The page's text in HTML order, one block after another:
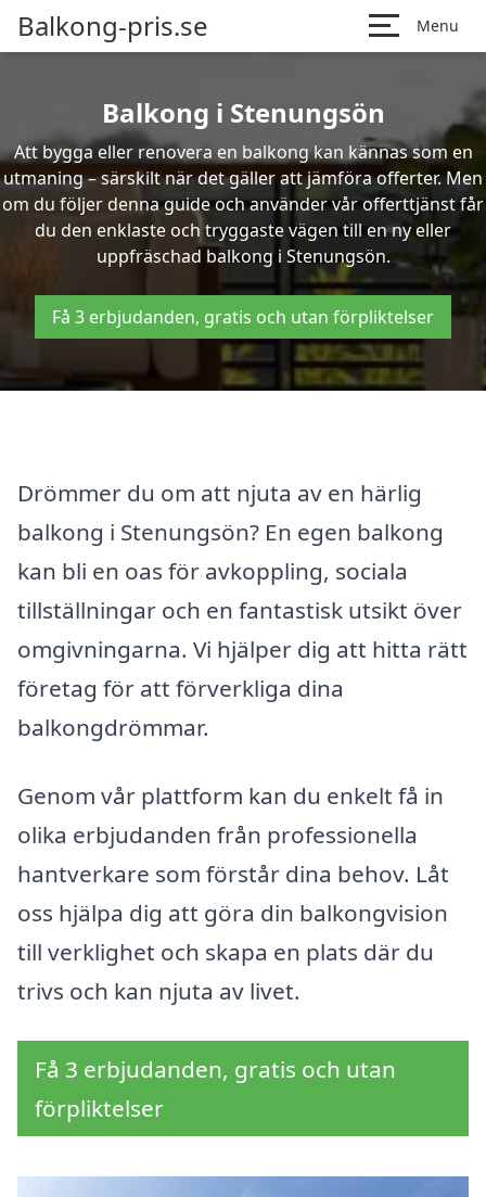
Balkong-pris.se Menu
Balkong i Stenungsön
Att bygga eller renovera en balkong kan kännas som en
utmaning – särskilt när det gäller att jämföra offerter. Men
om du följer denna guide och använder vår offerttjänst får
du den enklaste och tryggaste vägen till en ny eller
uppfräschad balkong i Stenungsön.
Få 3 erbjudanden, gratis och utan förpliktelser
Drömmer du om att njuta av en härlig
balkong i Stenungsön? En egen balkong
kan bli en oas för avkoppling, sociala
tillställningar och en fantastisk utsikt över
omgivningarna. Vi hjälper dig att hitta rätt
företag för att förverkliga dina
balkongdrömmar.
Genom vår plattform kan du enkelt få in
olika erbjudanden från professionella
hantverkare som förstår dina behov. Låt
oss hjälpa dig att göra din balkongvision
till verklighet och skapa en plats där du
trivs och kan njuta av livet.
Få 3 erbjudanden, gratis och utan
förpliktelser